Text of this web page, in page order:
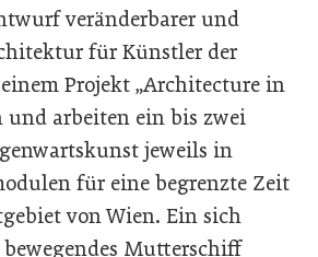
veränderbarer und
für Künstler der
Projekt „Architecture in
und arbeiten ein bis zwei
jeweils in
für eine begrenzte Zeit
von Wien. Ein sich
Mutterschiff